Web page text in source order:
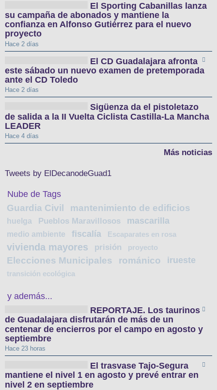
El Sporting Cabanillas lanza
su campaña de abonados y mantiene la
confianza en Alfonso Gutiérrez para el nuevo
proyecto
Hace 2 días
El CD Guadalajara afronta
este sábado un nuevo examen de pretemporada
ante el CD Toledo
Hace 2 días
Sigüenza da el pistoletazo
de salida a la II Vuelta Ciclista Castilla-La Mancha
LEADER
Hace 4 días
Más noticias
Tweets by ElDecanodeGuad1
Nube de Tags
Guardia Civil mantenimiento de edificios
huelga Pueblos Maravillosos mascarilla
medio ambiente fiscalía Escaparates en rosa
vivienda mayores prisión proyecto
Elecciones Municipales románico irueste
transición ecológica
y además...
REPORTAJE. Los taurinos
de Guadalajara disfrutarán de más de un
centenar de encierros por el campo en agosto y
septiembre
Hace 23 horas
El trasvase Tajo-Segura
mantiene el nivel 1 en agosto y prevé entrar en
nivel 2 en septiembre